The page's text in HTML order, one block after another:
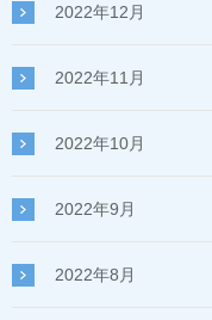
2022年12月
2022年11月
2022年10月
2022年9月
2022年8月